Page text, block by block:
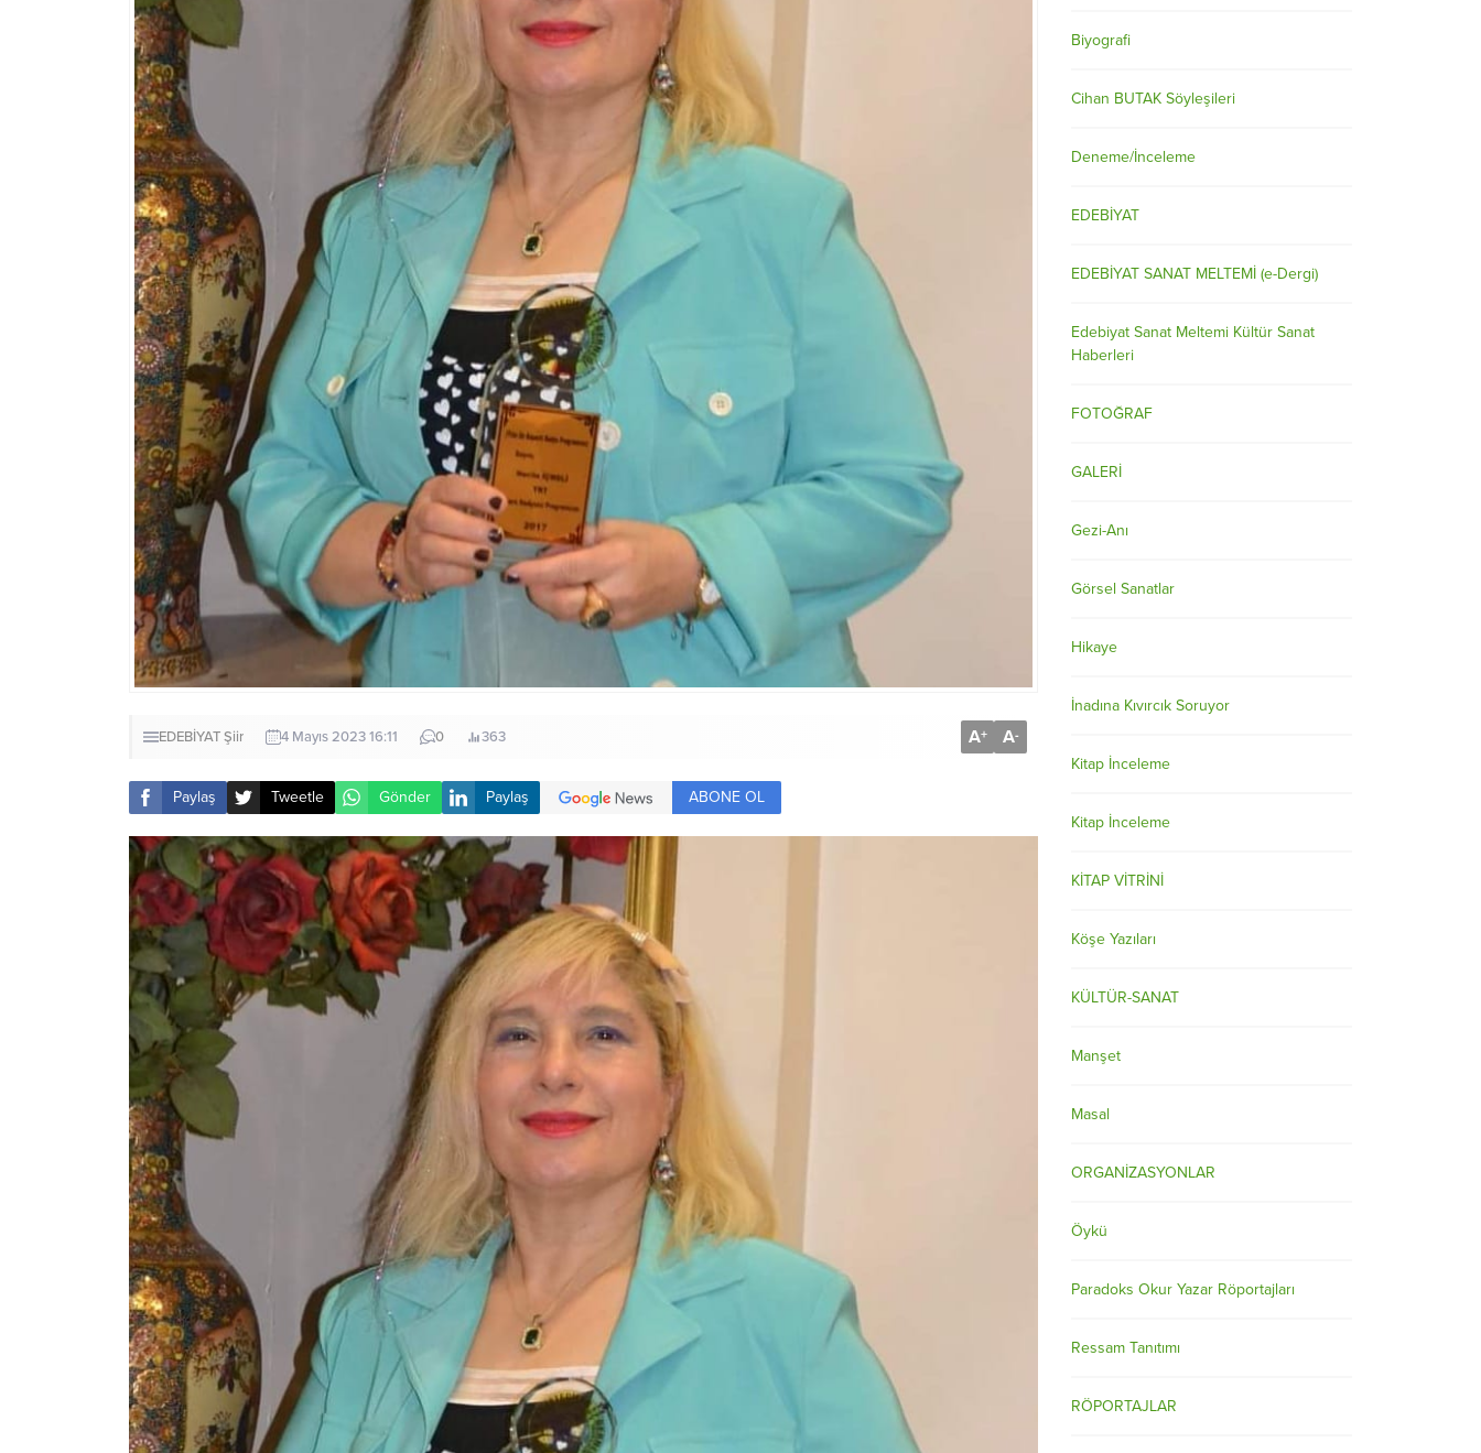
EDEBİYATŞiir 4 Mayıs 2023 16:11 0 363 A+ A-
Paylaş Tweetle Gönder Paylaş ABONE OL
Biyografi
Cihan BUTAK Söyleşileri
Deneme/İnceleme
EDEBİYAT
EDEBİYAT SANAT MELTEMİ (e-Dergi)
Edebiyat Sanat Meltemi Kültür Sanat
Haberleri
FOTOĞRAF
GALERİ
Gezi-Anı
Görsel Sanatlar
Hikaye
İnadına Kıvırcık Soruyor
Kitap İnceleme
Kitap İnceleme
KİTAP VİTRİNİ
Köşe Yazıları
KÜLTÜR-SANAT
Manşet
Masal
ORGANİZASYONLAR
Öykü
Paradoks Okur Yazar Röportajları
Ressam Tanıtımı
RÖPORTAJLAR